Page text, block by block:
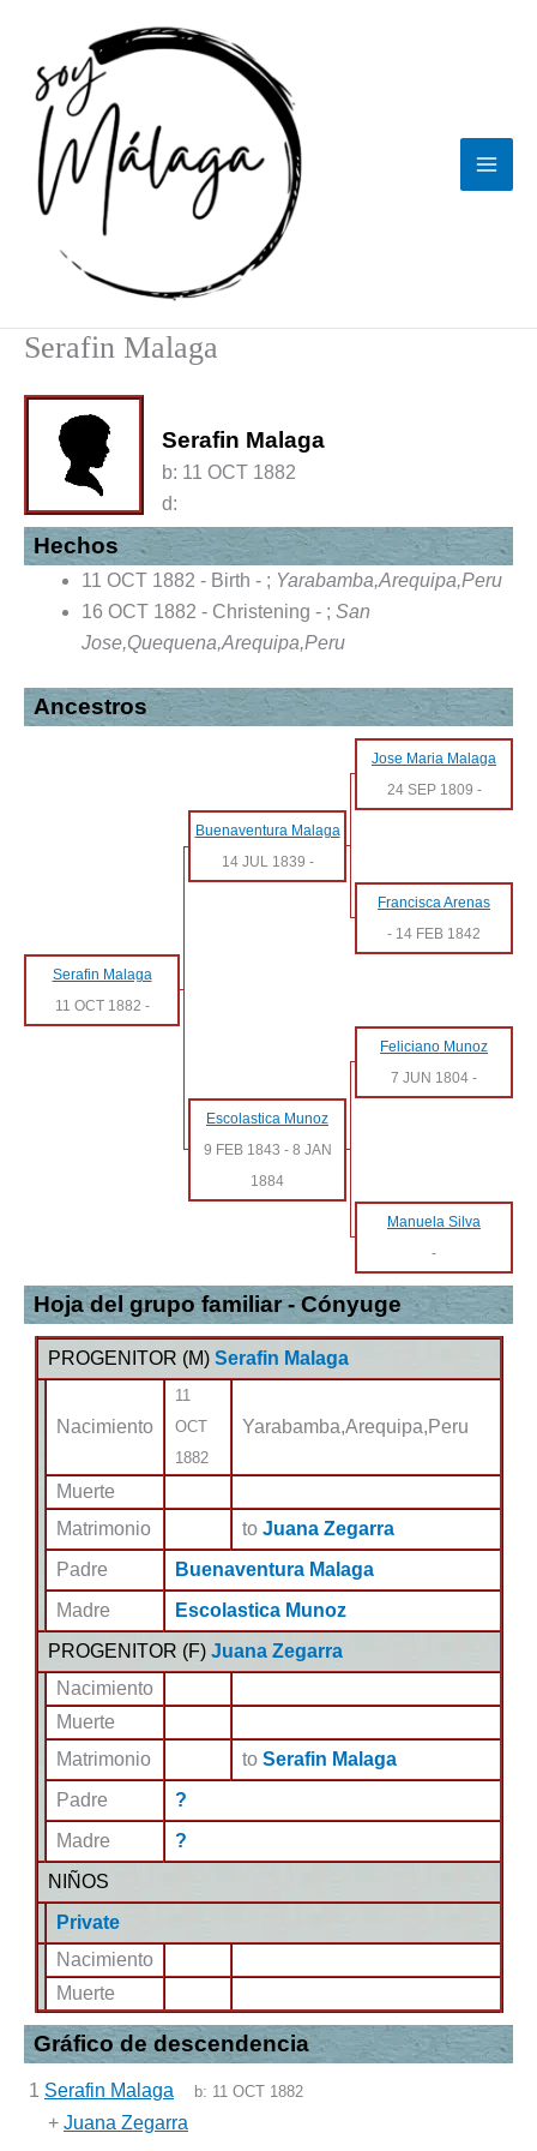
contenido
Serafin Malaga
Serafin Malaga
b: 11 OCT 1882
d:
Hechos
11 OCT 1882 - Birth - ; Yarabamba,Arequipa,Peru
16 OCT 1882 - Christening - ; San
Jose,Quequena,Arequipa,Peru
Ancestros
Jose Maria Malaga
24 SEP 1809 -
Buenaventura Malaga
14 JUL 1839 -
Francisca Arenas
- 14 FEB 1842
Serafin Malaga
11 OCT 1882 -
Feliciano Munoz
7 JUN 1804 -
Escolastica Munoz
9 FEB 1843 - 8 JAN
1884
Manuela Silva
-
Hoja del grupo familiar - Cónyuge
PROGENITOR (M) Serafin Malaga
Nacimiento
11
OCT
1882
Yarabamba,Arequipa,Peru
Muerte
Matrimonio
to Juana Zegarra
Padre
Buenaventura Malaga
Madre
Escolastica Munoz
PROGENITOR (F) Juana Zegarra
Nacimiento
Muerte
Matrimonio
to Serafin Malaga
Padre
?
Madre
?
NIÑOS
Private
Nacimiento
Muerte
Gráfico de descendencia
1 Serafin Malaga b: 11 OCT 1882
+ Juana Zegarra